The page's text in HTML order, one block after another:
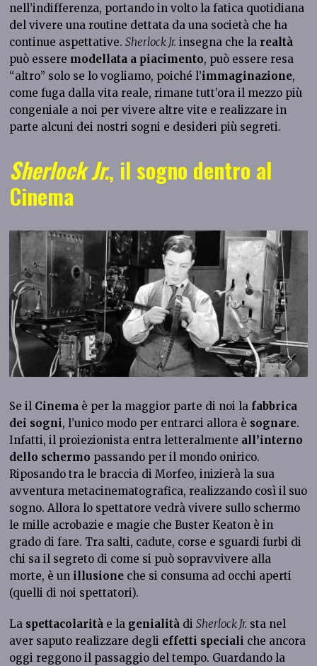
nell’indifferenza, portando in volto la fatica quotidiana
del vivere una routine dettata da una società che ha
continue aspettative.Sherlock Jr. insegna che la realtà
può essere modellata a piacimento, può essere resa
“altro” solo se lo vogliamo, poiché l’immaginazione,
come fuga dalla vita reale, rimane tutt’ora il mezzo più
congeniale a noi per vivere altre vite e realizzare in
parte alcuni dei nostri sogni e desideri più segreti.
Sherlock Jr., il sogno dentro al
Cinema
Se il Cinema è per la maggior parte di noi la fabbrica
dei sogni, l’unico modo per entrarci allora è sognare.
Infatti, il proiezionista entra letteralmente all’interno
dello schermo passando per il mondo onirico.
Riposando tra le braccia di Morfeo, inizierà la sua
avventura metacinematografica, realizzando così il suo
sogno. Allora lo spettatore vedrà vivere sullo schermo
le mille acrobazie e magie che Buster Keaton è in
grado di fare. Tra salti, cadute, corse e sguardi furbi di
chi sa il segreto di come si può sopravvivere alla
morte, è un illusione che si consuma ad occhi aperti
(quelli di noi spettatori).
La spettacolarità e la genialità diSherlock Jr. sta nel
aver saputo realizzare degli effetti speciali che ancora
oggi reggono il passaggio del tempo. Guardando la